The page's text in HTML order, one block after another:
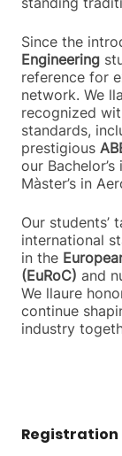
Since the
Engineering
reference for
network. We
recognized
standards,
prestigious
our
Màster’s in
Our students’
international
in the
(EuRoC) and
We llaure
continue
industry
Registration